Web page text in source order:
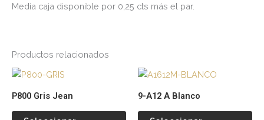
Media caja disponible por 0,25 cts más el par.
Productos relacionados
P800 Gris Jean
Este
tiene
múltiples
9-A12 A Blanco